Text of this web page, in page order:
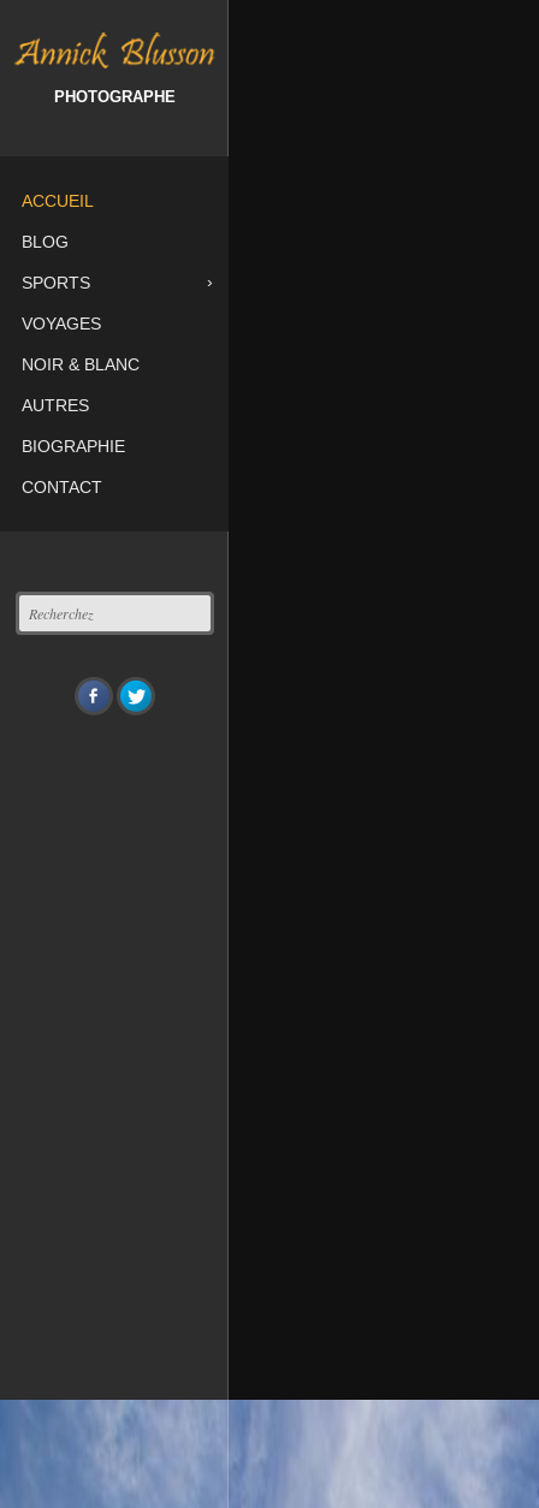
PHOTOGRAPHE
ACCUEIL
BLOG
SPORTS
VOYAGES
NOIR & BLANC
AUTRES
BIOGRAPHIE
CONTACT